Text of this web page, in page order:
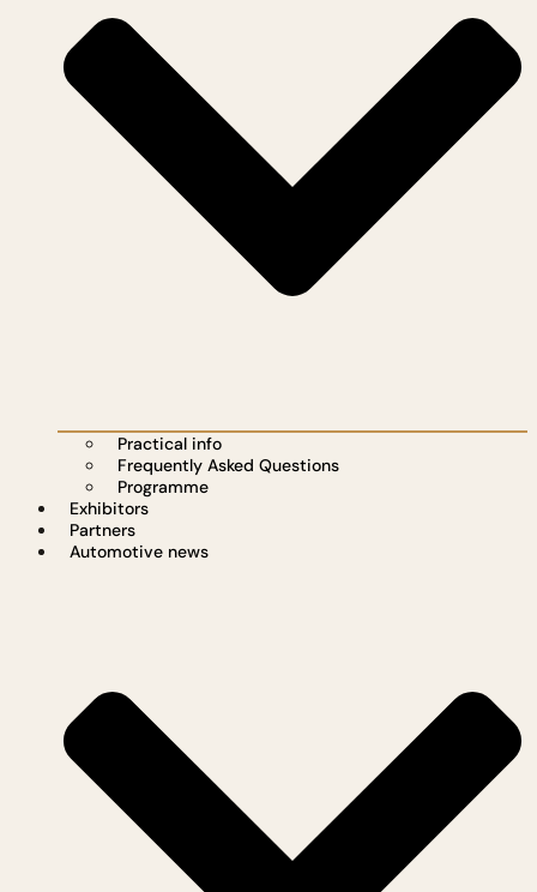
Practical info
Frequently Asked Questions
Programme
Exhibitors
Partners
Automotive news